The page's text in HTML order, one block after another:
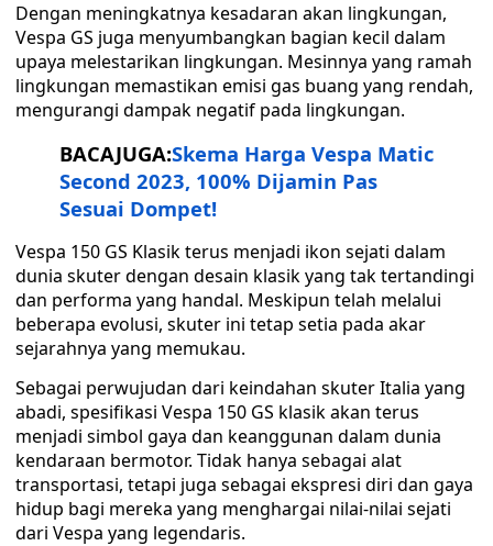
Dengan meningkatnya kesadaran akan lingkungan,
Vespa GS juga menyumbangkan bagian kecil dalam
upaya melestarikan lingkungan. Mesinnya yang ramah
lingkungan memastikan emisi gas buang yang rendah,
mengurangi dampak negatif pada lingkungan.
BACAJUGA:Skema Harga Vespa Matic
Second 2023, 100% Dijamin Pas
Sesuai Dompet!
Vespa 150 GS Klasik terus menjadi ikon sejati dalam
dunia skuter dengan desain klasik yang tak tertandingi
dan performa yang handal. Meskipun telah melalui
beberapa evolusi, skuter ini tetap setia pada akar
sejarahnya yang memukau.
Sebagai perwujudan dari keindahan skuter Italia yang
abadi, spesifikasi Vespa 150 GS klasik akan terus
menjadi simbol gaya dan keanggunan dalam dunia
kendaraan bermotor. Tidak hanya sebagai alat
transportasi, tetapi juga sebagai ekspresi diri dan gaya
hidup bagi mereka yang menghargai nilai-nilai sejati
dari Vespa yang legendaris.